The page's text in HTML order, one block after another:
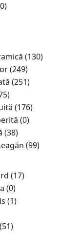
(130)
(249)
(251)
(176)
(0)
(38)
(99)
(17)
(0)
(1)
(51)